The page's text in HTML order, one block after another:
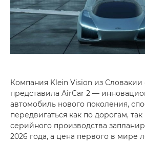
Компания Klein Vision из
представила AirCar 2 —
автомобиль нового поколения,
передвигаться как по дорогам,
серийного производства
2026 года, а цена первого в мире